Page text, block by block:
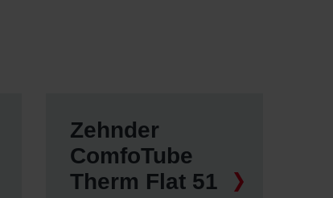
Zehnder
ComfoTube
Therm Flat 51